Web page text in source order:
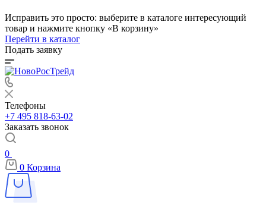
Исправить это просто: выберите в каталоге интересующий
товар и нажмите кнопку «В корзину»
Перейти в каталог
Подать заявку
Телефоны
+7 495 818-63-02
Заказать звонок
0
0 Корзина